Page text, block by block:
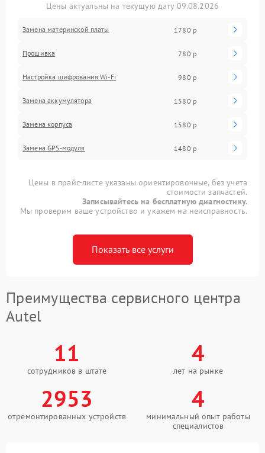
Цены актуальны на текущую дату 09.08.2026
Замена материнской платы 1780 р
Прошивка 780 р
Настройка шифрования Wi-Fi 980 р
Замена аккумулятора 1580 р
Замена корпуса 1580 р
Замена GPS-модуля 1480 р
Цены в прайс-листе указаны ориентировочные, без учета
стоимости запчастей.
Записывайтесь на бесплатную диагностику.
Мы проверим ваше устройство и укажем на неисправность.
Показать все услуги
Преимущества сервисного центра
Autel
11
сотрудников в штате
4
лет на рынке
2953
отремонтированных устройств
4
минимальный опыт работы
специалистов